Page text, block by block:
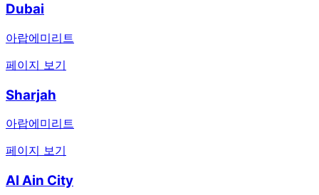
Dubai
아랍에미리트
페이지 보기
Sharjah
아랍에미리트
페이지 보기
Al Ain City